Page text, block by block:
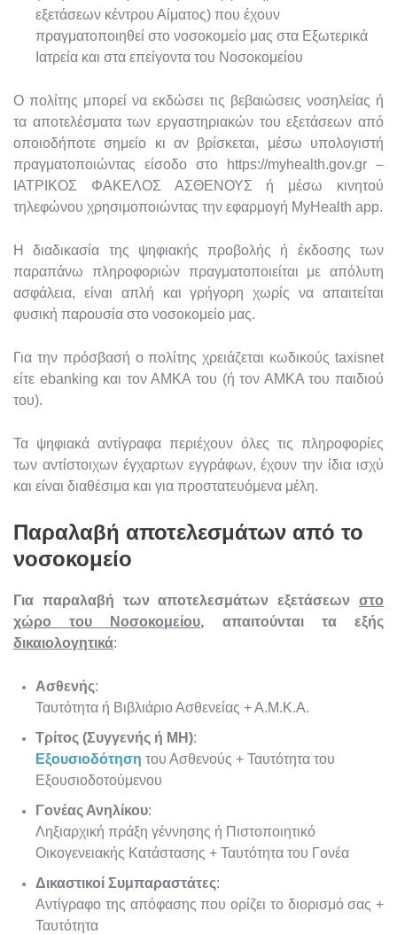
εξετάσεων κέντρου Αίματος) που έχουν
πραγματοποιηθεί στο νοσοκομείο μας στα Εξωτερικά
Ιατρεία και στα επείγοντα του Νοσοκομείου
Ο πολίτης μπορεί να εκδώσει τις βεβαιώσεις νοσηλείας ή
τα αποτελέσματα των εργαστηριακών του εξετάσεων από
οποιοδήποτε σημείο κι αν βρίσκεται, μέσω υπολογιστή
πραγματοποιώντας είσοδο στο https://myhealth.gov.gr –
ΙΑΤΡΙΚΟΣ ΦΑΚΕΛΟΣ ΑΣΘΕΝΟΥΣ ή μέσω κινητού
τηλεφώνου χρησιμοποιώντας την εφαρμογή MyHealth app.
Η διαδικασία της ψηφιακής προβολής ή έκδοσης των
παραπάνω πληροφοριών πραγματοποιείται με απόλυτη
ασφάλεια, είναι απλή και γρήγορη χωρίς να απαιτείται
φυσική παρουσία στο νοσοκομείο μας.
Για την πρόσβασή ο πολίτης χρειάζεται κωδικούς taxisnet
είτε ebanking και τον ΑΜΚΑ του (ή τον ΑΜΚΑ του παιδιού
του).
Τα ψηφιακά αντίγραφα περιέχουν όλες τις πληροφορίες
των αντίστοιχων έγχαρτων εγγράφων, έχουν την ίδια ισχύ
και είναι διαθέσιμα και για προστατευόμενα μέλη.
Παραλαβή αποτελεσμάτων από το
νοσοκομείο
Για παραλαβή των αποτελεσμάτων εξετάσεων στο
χώρο του Νοσοκομείου, απαιτούνται τα εξής
δικαιολογητικά:
Ασθενής:
Ταυτότητα ή Βιβλιάριο Ασθενείας + Α.Μ.Κ.Α.
Τρίτος (Συγγενής ή ΜΗ):
Εξουσιοδότηση του Ασθενούς + Ταυτότητα του
Εξουσιοδοτούμενου
Γονέας Ανηλίκου:
Ληξιαρχική πράξη γέννησης ή Πιστοποιητικό
Οικογενειακής Κατάστασης + Ταυτότητα του Γονέα
Δικαστικοί Συμπαραστάτες:
Αντίγραφο της απόφασης που ορίζει το διορισμό σας +
Ταυτότητα